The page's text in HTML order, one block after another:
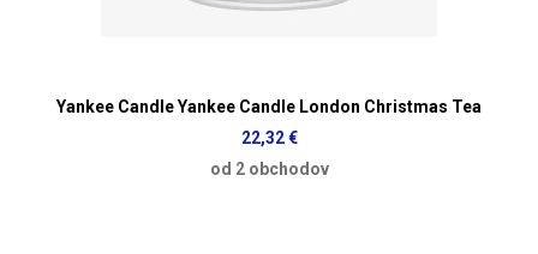
Yankee Candle Yankee Candle London Christmas Tea
22,32 €
od 2 obchodov